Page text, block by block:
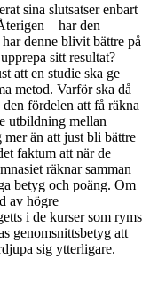
sina slutsatser enbart
– har den
denne blivit bättre på
sitt resultat?
att en studie ska ge
metod. Varför ska då
fördelen att få räkna
utbildning mellan
än att just bli bättre
faktum att när de
räknar samman
betyg och poäng. Om
av högre
i de kurser som ryms
genomsnittsbetyg att
sig ytterligare.